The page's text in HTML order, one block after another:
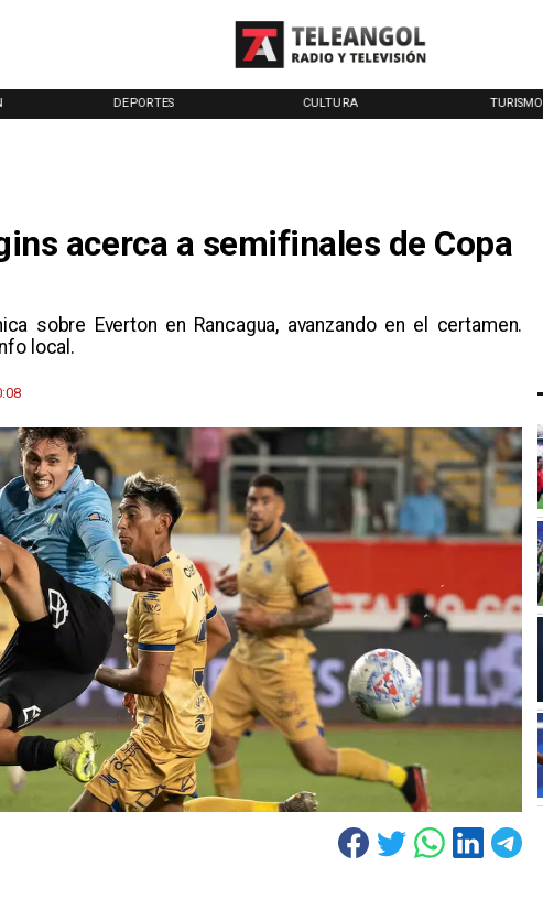
DEPORTES CULTURA TURISMO
acerca a semifinales de Copa
sobre Everton en Rancagua, avanzando en el certamen.
local.